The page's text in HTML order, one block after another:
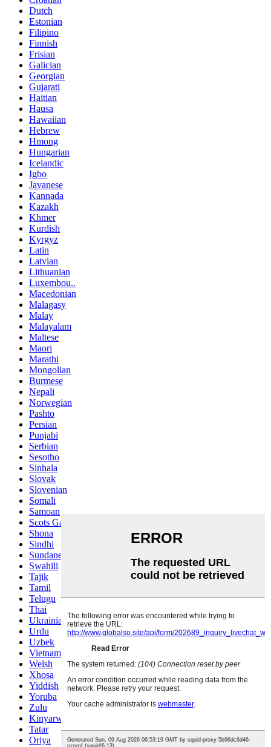
Dutch
Estonian
Filipino
Finnish
Frisian
Galician
Georgian
Gujarati
Haitian
Hausa
Hawaiian
Hebrew
Hmong
Hungarian
Icelandic
Igbo
Javanese
Kannada
Kazakh
Khmer
Kurdish
Kyrgyz
Latin
Latvian
Lithuanian
Luxembou..
Macedonian
Malagasy
Malay
Malayalam
Maltese
Maori
Marathi
Mongolian
Burmese
Nepali
Norwegian
Pashto
Persian
Punjabi
Serbian
Sesotho
Sinhala
Slovak
Slovenian
Somali
Samoan
Scots Gaelic
Shona
Sindhi
Sundanese
Swahili
Tajik
Tamil
Telugu
Thai
Ukrainian
Urdu
Uzbek
Vietnamese
Welsh
Xhosa
Yiddish
Yoruba
Zulu
Kinyarwanda
Tatar
Oriya